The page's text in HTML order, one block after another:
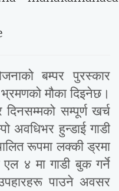
बम्पर पुरस्कार
मौका दिइनेछ।
दिनसम्मको सम्पूर्ण खर्च
अवधिभर हुन्डाई गाडी
रूपमा लक्की ड्रमा
४ मा गाडी बुक गर्ने
पाउने अवसर